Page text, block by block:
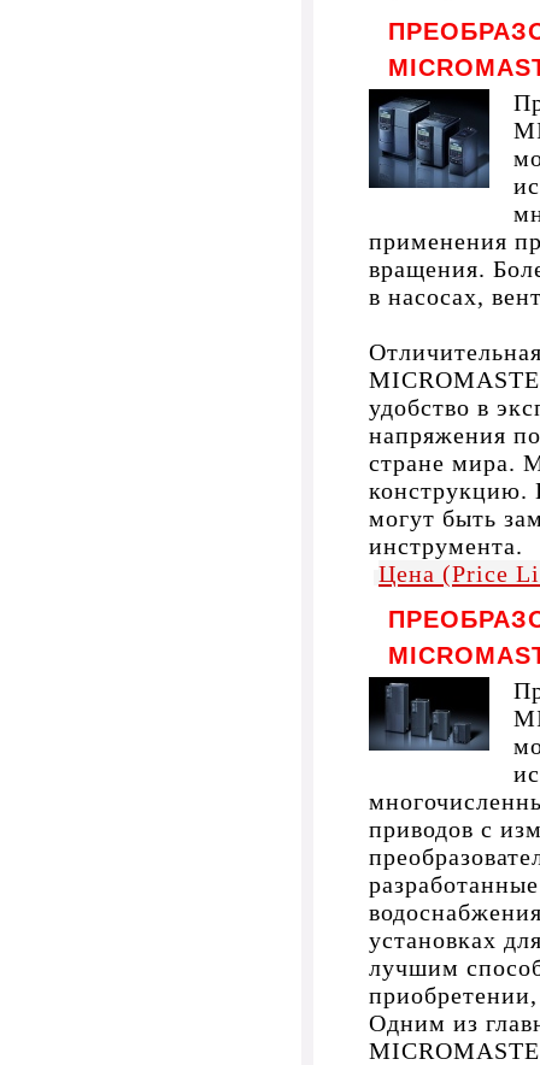
применения
вращения.
в насосах,
удобство в
напряжения
стране мира.
конструкцию.
могут быть
инструмента.
Цена (Price
приводов с
установках
лучшим
Одним из